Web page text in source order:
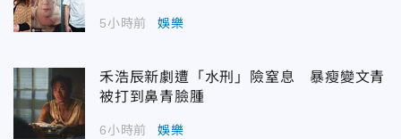
5小時前 娛樂
禾浩辰新劇遭「水刑」險窒息 暴瘦變文青
被打到鼻青臉腫
6小時前 娛樂